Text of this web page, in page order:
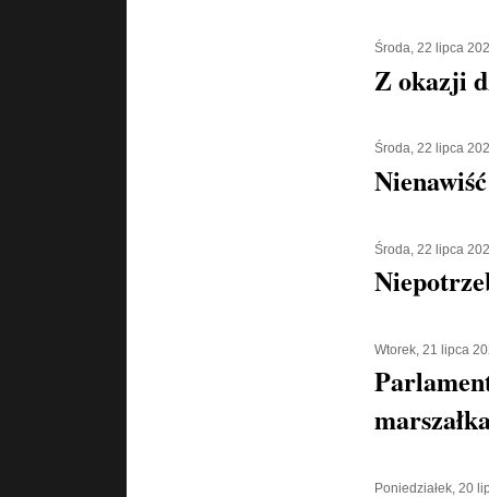
Środa, 22 lipca
Z okazji
Środa, 22 lipca
Środa, 22 lipca
Wtorek, 21 lipca
Poniedziałek, 20